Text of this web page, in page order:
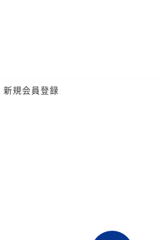
新規会員登録